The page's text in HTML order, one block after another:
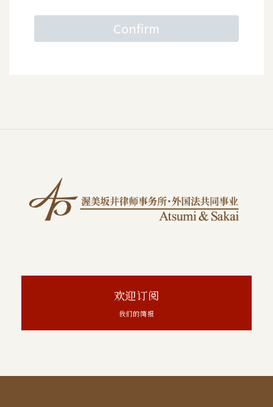
欢迎订阅
我们的简报